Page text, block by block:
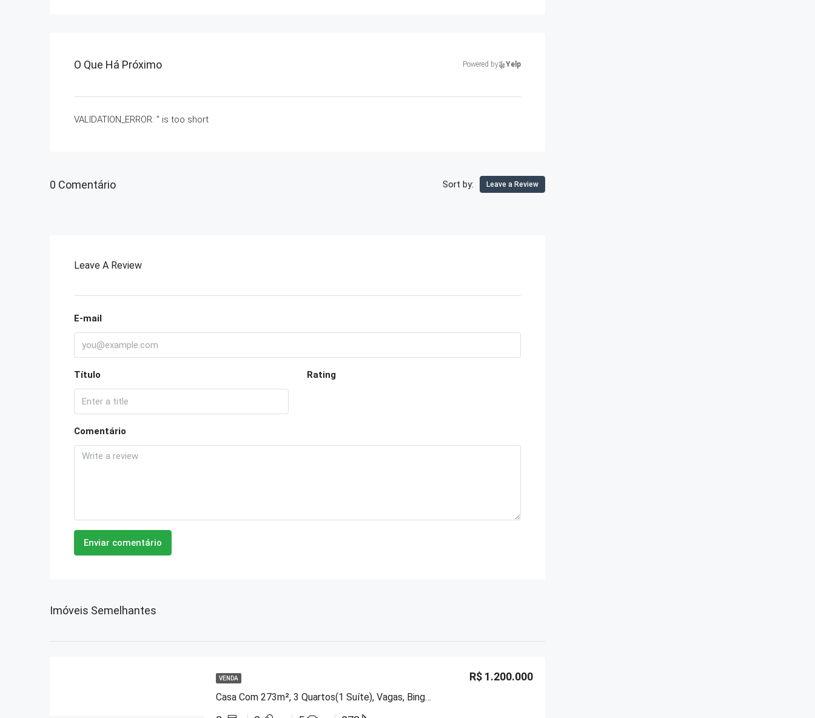
O Que Há Próximo Powered by Yelp
VALIDATION_ERROR: '' is too short
0 Comentário Sort by: Leave a Review
Leave A Review
E-mail
Título Rating
Comentário
Enviar comentário
Imóveis Semelhantes
VENDA
Casa Com 273m², 3 Quartos(1 Suíte), Vagas, Bingen, Petrópolis/RJ
R$ 1.200.000